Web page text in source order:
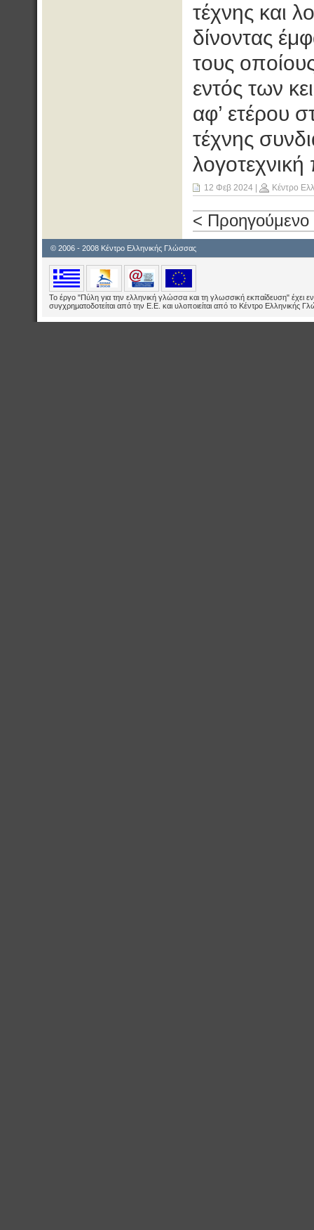
τέχνης και
δίνοντας
τους
εντός των
αφ’ ετέρου
τέχνης
12 Φεβ 2024 Κέντρο
< Προηγούμενο
© 2006 - 2008 Κέντρο Ελληνικής Γλώσσας
Το έργο "Πύλη για την ελληνική γλώσσα και τη γλωσσική εκπαίδευση" έχει
συγχρηματοδοτείται από την Ε.E. και υλοποιείται από το Κέντρο Ελληνικής